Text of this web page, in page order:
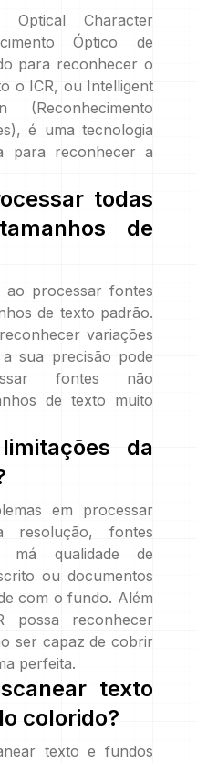
Character
Óptico de
para reconhecer o
o ICR, ou Intelligent
(Reconhecimento
é uma tecnologia
para reconhecer a
todas
de
ao processar fontes
de texto padrão.
variações
sua precisão pode
fontes não
de texto muito
da
em processar
resolução, fontes
má qualidade de
ou documentos
com o fundo. Além
possa reconhecer
ser capaz de cobrir
perfeita.
texto
colorido?
texto e fundos